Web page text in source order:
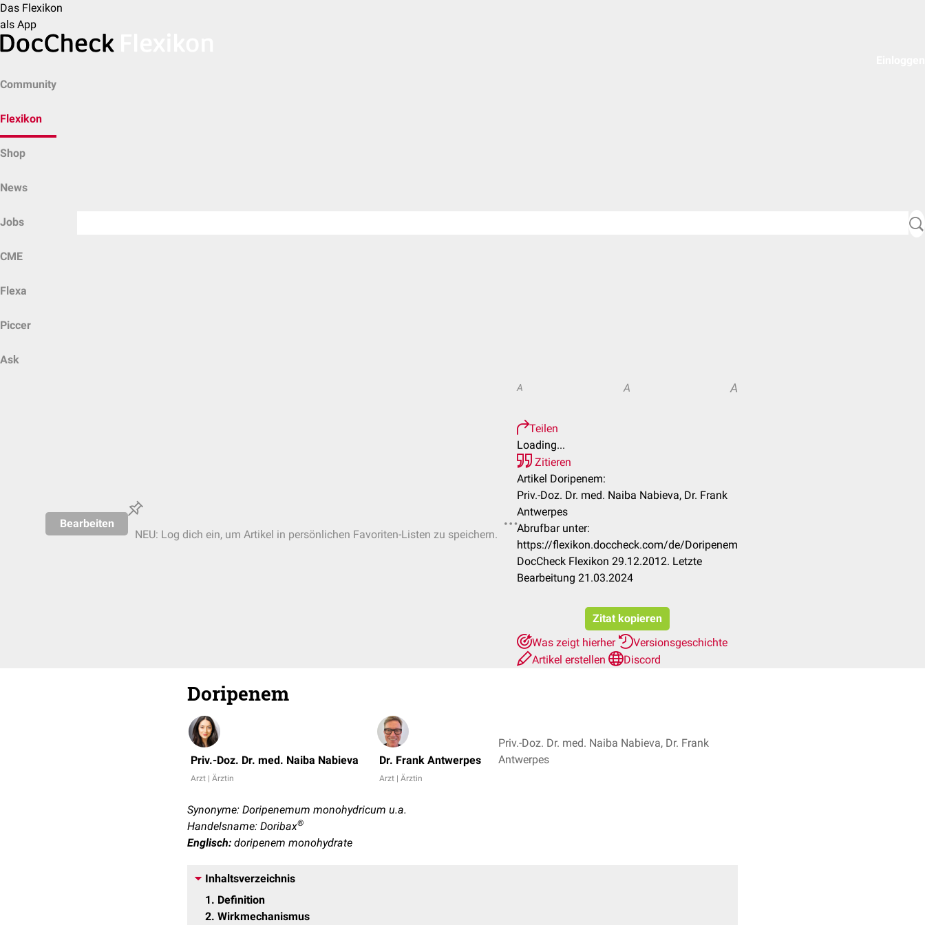
Das Flexikon
als App
Community
Flexikon
Shop
News
Jobs
CME
Flexa
Piccer
Ask
Bearbeiten
NEU: Log dich ein, um Artikel in persönlichen Favoriten-Listen zu speichern.
A A A
Teilen
Loading...
Zitieren
Artikel Doripenem:
Priv.-Doz. Dr. med. Naiba Nabieva, Dr. Frank
Antwerpes
Abrufbar unter:
https://flexikon.doccheck.com/de/Doripenem
DocCheck Flexikon 29.12.2012. Letzte
Bearbeitung 21.03.2024
Zitat kopieren
Was zeigt hierher
Versionsgeschichte
Artikel erstellen
Discord
Doripenem
Priv.-Doz. Dr. med. Naiba Nabieva
Arzt | Ärztin
Dr. Frank Antwerpes
Arzt | Ärztin
Priv.-Doz. Dr. med. Naiba Nabieva, Dr. Frank
Antwerpes
Synonyme: Doripenemum monohydricum u.a.
Handelsname: Doribax®
Englisch: doripenem monohydrate
Inhaltsverzeichnis
1
Definition
2 Wirkmechanismus